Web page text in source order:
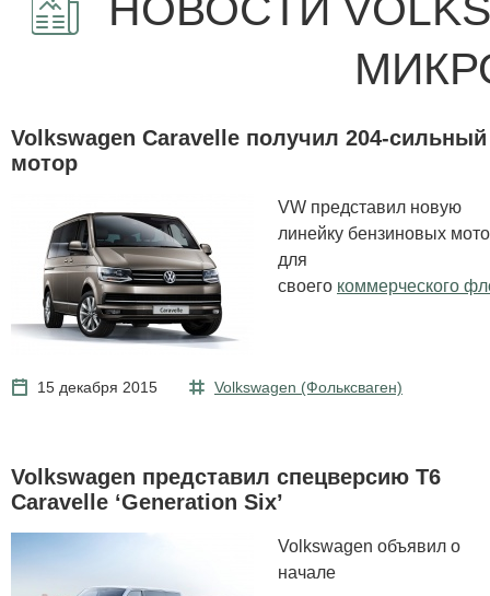
Volkswagen Caravelle получил 204-сильный
мотор
VW представил новую
линейку бензиновых
для
своего коммерческого
15 декабря 2015 Volkswagen (Фольксваген)
Volkswagen представил спецверсию T6
Caravelle ‘Generation Six’
Volkswagen объявил о
начале